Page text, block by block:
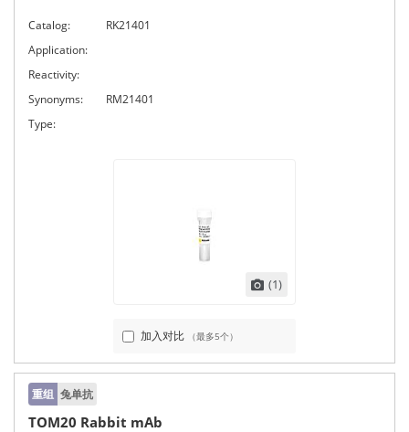
Catalog:
RK21401
Application:
Reactivity:
Synonyms:
RM21401
Type:
(1)
加入对比 （最多5个）
重组 兔单抗
TOM20 Rabbit mAb